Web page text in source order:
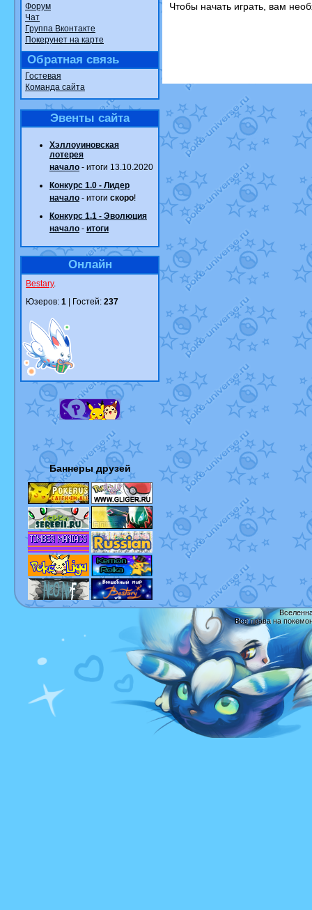
Форум
Чат
Группа Вконтакте
Покерунет на карте
Обратная связь
Гостевая
Команда сайта
Эвенты сайта
Хэллоуиновская
лотерея
начало - итоги 13.10.2020
Конкурс 1.0 - Лидер
начало - итоги скоро!
Конкурс 1.1 - Эволюция
начало - итоги
Онлайн
Bestary.
Юзеров: 1 | Гостей: 237
Баннеры друзей
Чтобы начать играть, вам
Все права на